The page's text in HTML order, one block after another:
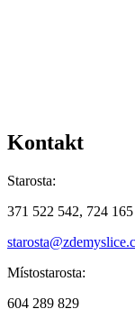
Kontakt
Starosta:
371 522 542, 724
Místostarosta:
604 289 829